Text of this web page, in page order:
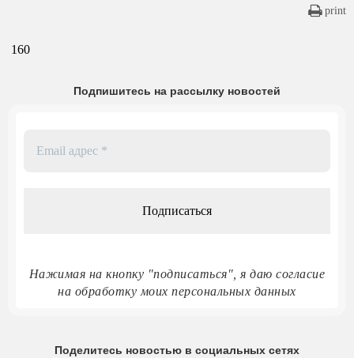
print
160
Подпишитесь на рассылку новостей
Нажимая на кнопку "подписаться", я даю согласие
на обработку моих персональных данных
Поделитесь новостью в социальных сетях